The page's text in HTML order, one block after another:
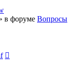
в форуме Вопросы